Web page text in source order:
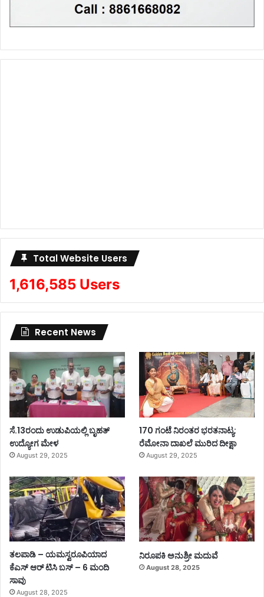
Total Website Users
1,616,585 Users
Recent News
ಸೆ.13ರಂದು ಉಡುಪಿಯಲ್ಲಿ ಬೃಹತ್
ಉದ್ಯೋಗ ಮೇಳ
August 29, 2025
170 ಗಂಟೆ ನಿರಂತರ ಭರತನಾಟ್ಯ:
ರೆಮೋನಾ ದಾಖಲೆ ಮುರಿದ ದೀಕ್ಷಾ
August 29, 2025
ತಲಪಾಡಿ – ಯಮಸ್ವರೂಪಿಯಾದ
ಕೆಎಸ್ ಆರ್ ಟಿಸಿ ಬಸ್ – 6 ಮಂದಿ
ಸಾವು
August 28, 2025
ನಿರೂಪಕಿ ಅನುಶ್ರೀ ಮದುವೆ
August 28, 2025